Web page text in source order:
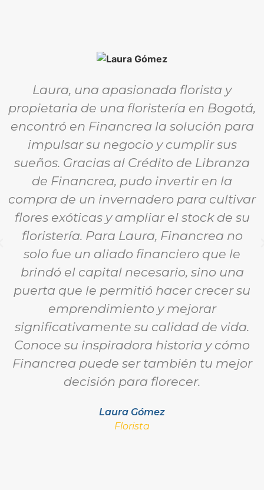
Laura, una apasionada florista y
propietaria de una floristería en Bogotá,
encontró en Financrea la solución para
impulsar su negocio y cumplir sus
sueños. Gracias al Crédito de Libranza
de Financrea, pudo invertir en la
compra de un invernadero para cultivar
flores exóticas y ampliar el stock de su
floristería. Para Laura, Financrea no
solo fue un aliado financiero que le
brindó el capital necesario, sino una
puerta que le permitió hacer crecer su
emprendimiento y mejorar
significativamente su calidad de vida.
Conoce su inspiradora historia y cómo
Financrea puede ser también tu mejor
decisión para florecer.
Laura Gómez
Florista